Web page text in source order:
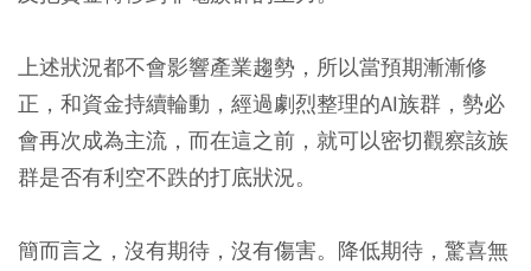
上述狀況都不會影響產業趨勢，所以當預期漸漸修
正，和資金持續輪動，經過劇烈整理的AI族群，勢必
會再次成為主流，而在這之前，就可以密切觀察該族
群是否有利空不跌的打底狀況。
簡而言之，沒有期待，沒有傷害。降低期待，驚喜無